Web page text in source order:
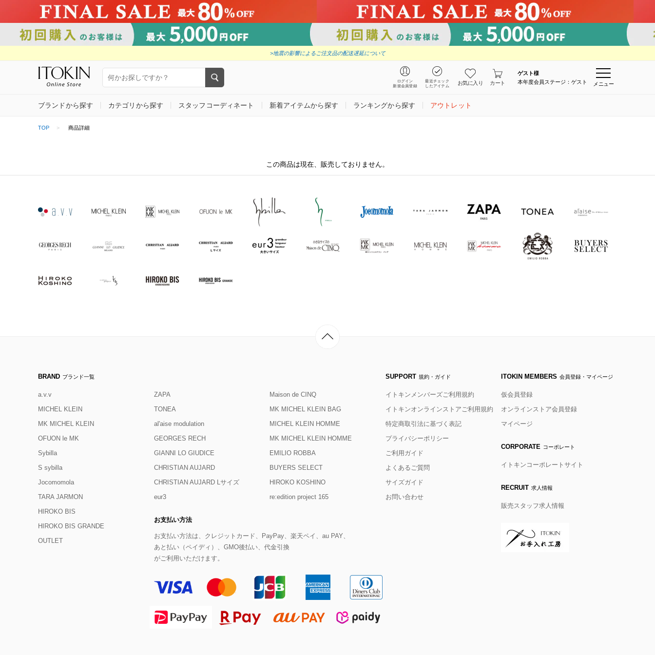
>地震の影響によるご注文品の配送遅延について
ログイン
新規会員登録
最近チェック
したアイテム
お気に入り カート
ゲスト様
本年度会員ステージ：ゲスト
メニュー
ブランドから探す カテゴリから探す スタッフコーディネート 新着アイテムから探す ランキングから探す アウトレット
TOP 商品詳細
この商品は現在、販売しておりません。
BRAND ブランド一覧
a.v.v
MICHEL KLEIN
MK MICHEL KLEIN
OFUON le MK
Sybilla
S sybilla
Jocomomola
TARA JARMON
ZAPA
TONEA
al'aise modulation
GEORGES RECH
GIANNI LO GIUDICE
CHRISTIAN AUJARD
CHRISTIAN AUJARD Lサイズ
eur3
Maison de CINQ
MK MICHEL KLEIN BAG
MICHEL KLEIN HOMME
MK MICHEL KLEIN HOMME
EMILIO ROBBA
BUYERS SELECT
HIROKO KOSHINO
re:edition project 165
HIROKO BIS
HIROKO BIS GRANDE
OUTLET
お支払い方法
お支払い方法は、クレジットカード、PayPay、楽天ペイ、au PAY、
あと払い（ペイディ）、GMO後払い、代金引換
がご利用いただけます。
SUPPORT 規約・ガイド
イトキンメンバーズご利用規約
イトキンオンラインストアご利用規約
特定商取引法に基づく表記
プライバシーポリシー
ご利用ガイド
よくあるご質問
サイズガイド
お問い合わせ
ITOKIN MEMBERS 会員登録・マイページ
仮会員登録
オンラインストア会員登録
マイページ
CORPORATE コーポレート
イトキンコーポレートサイト
RECRUIT 求人情報
販売スタッフ求人情報